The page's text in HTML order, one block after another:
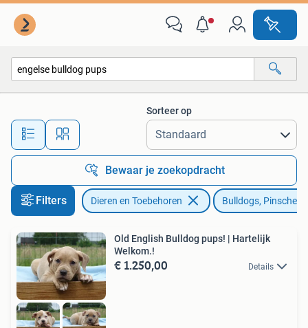
Alle afstanden…
Sorteer op
Bewaar je zoekopdracht
Filters Dieren en Toebehoren Bulldogs,
Old English Bulldog pups! | Hartelijk
Welkom.!
€ 1.250,00 Details